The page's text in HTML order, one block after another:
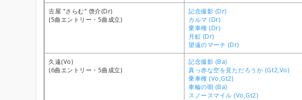
古屋 "さらむ" 啓介(Dr)
(5曲エントリー・5曲成立)
記念撮影 (Dr)
カルマ (Dr)
乗車権 (Dr)
月虹 (Dr)
望遠のマーチ (Dr)
久遠(Vo)
(6曲エントリー・5曲成立)
記念撮影 (Ba)
真っ赤な空を見ただろうか (Gt2,Vo)
乗車権 (Vo,Gt2)
車輪の唄 (Ba)
スノースマイル (Vo,Gt2)